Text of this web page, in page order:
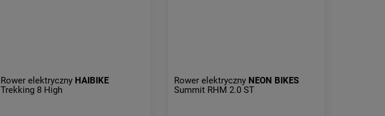
Rower elektryczny HAIBIKE
Trekking 8 High
Rower elektryczny NEON BIKES
Summit RHM 2.0 ST